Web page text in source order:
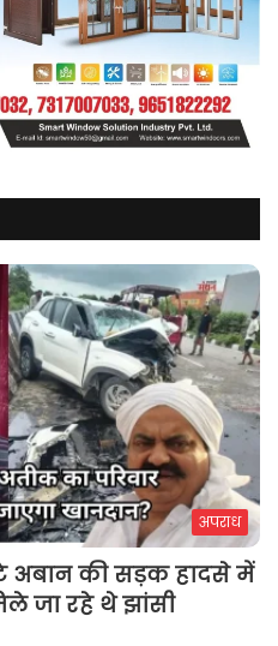
अपराध
अबान की सड़क हादसे में
जा रहे थे झांसी